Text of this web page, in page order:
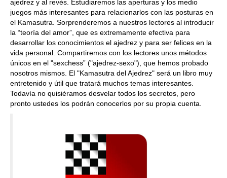
ajedrez y al revés. Estudiaremos las aperturas y los medio
juegos más interesantes para relacionarlos con las posturas en
el Kamasutra. Sorprenderemos a nuestros lectores al introducir
la “teoría del amor”, que es extremamente efectiva para
desarrollar los conocimientos el ajedrez y para ser felices en la
vida personal. Compartiremos con los lectores unos métodos
únicos en el "sexchess” ("ajedrez-sexo"), que hemos probado
nosotros mismos. El "Kamasutra del Ajedrez" será un libro muy
entretenido y útil que tratará muchos temas interesantes.
Todavía no quisiéramos desvelar todos los secretos, pero
pronto ustedes los podrán conocerlos por su propia cuenta.